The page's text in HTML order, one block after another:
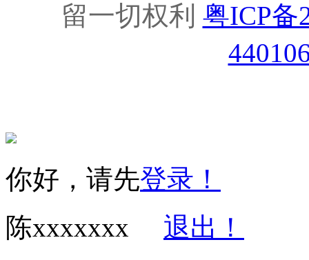
留一切权利 粤ICP备
你好，请先登录！
陈xxxxxxx
退出！